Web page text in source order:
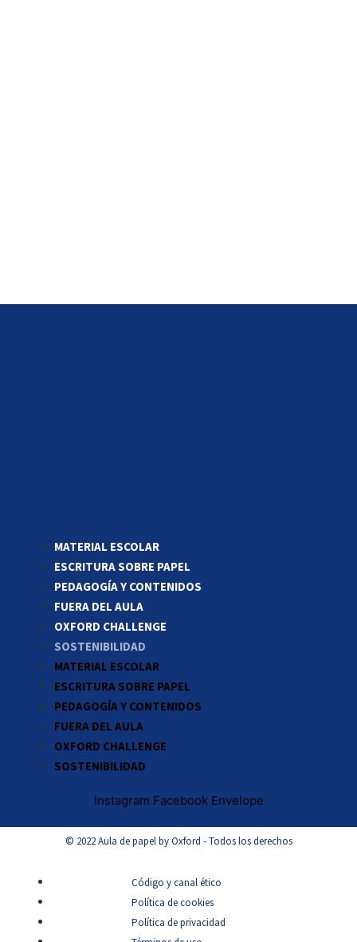
MATERIAL ESCOLAR
ESCRITURA SOBRE PAPEL
PEDAGOGÍA Y CONTENIDOS
FUERA DEL AULA
OXFORD CHALLENGE
SOSTENIBILIDAD
MATERIAL ESCOLAR
ESCRITURA SOBRE PAPEL
PEDAGOGÍA Y CONTENIDOS
FUERA DEL AULA
OXFORD CHALLENGE
SOSTENIBILIDAD
Instagram Facebook Envelope
© 2022 Aula de papel by Oxford - Todos los derechos
Código y canal ético
Política de cookies
Política de privacidad